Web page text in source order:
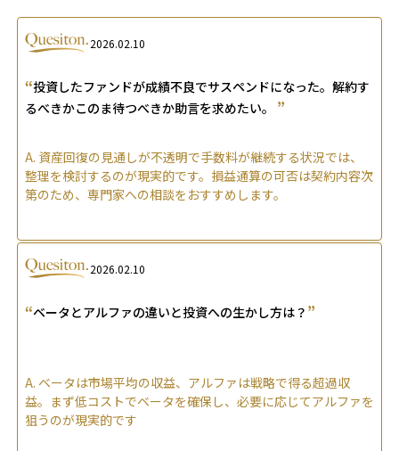
2026.02.10
“投資したファンドが成績不良でサスペンドになった。解約す
るべきかこのま待つべきか助言を求めたい。 ”
A. 資産回復の見通しが不透明で手数料が継続する状況では、
整理を検討するのが現実的です。損益通算の可否は契約内容次
第のため、専門家への相談をおすすめします。
2026.02.10
“ベータとアルファの違いと投資への生かし方は？ ”
A. ベータは市場平均の収益、アルファは戦略で得る超過収
益。まず低コストでベータを確保し、必要に応じてアルファを
狙うのが現実的です